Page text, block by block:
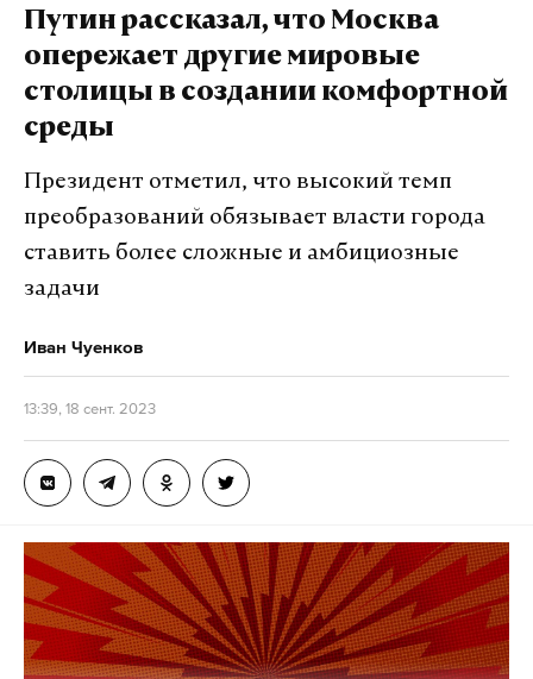
Путин рассказал, что Москва
опережает другие мировые
столицы в создании комфортной
среды
Президент отметил, что высокий темп
преобразований обязывает власти города
ставить более сложные и амбициозные
задачи
Иван Чуенков
13:39, 18 сент. 2023